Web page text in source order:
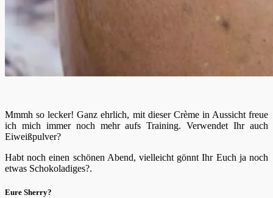
Mmmh so lecker! Ganz ehrlich, mit dieser Crème in Aussicht freue
ich mich immer noch mehr aufs Training. Verwendet Ihr auch
Eiweißpulver?
Habt noch einen schönen Abend, vielleicht gönnt Ihr Euch ja noch
etwas Schokoladiges?.
Eure Sherry?